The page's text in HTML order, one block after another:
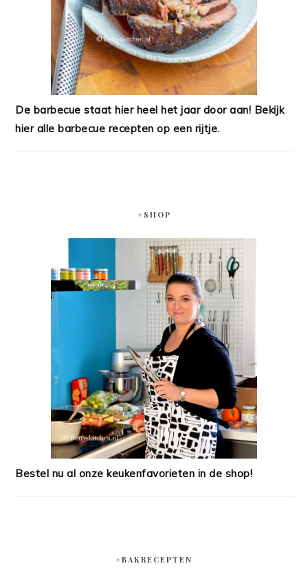
De barbecue staat hier heel het jaar door aan! Bekijk
hier alle barbecue recepten op een rijtje.
#SHOP
Bestel nu al onze keukenfavorieten in de shop!
#BAKRECEPTEN